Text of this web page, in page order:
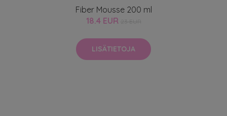
Fiber Mousse 200 ml
18.4 EUR
LISÄTIETOJA